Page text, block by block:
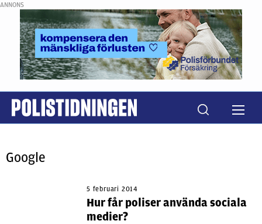
ANNONS
Google
5 februari 2014
Hur får poliser använda sociala
medier?